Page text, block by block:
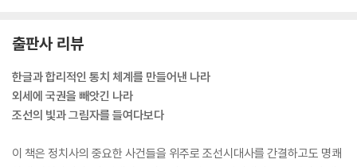
세도 정치하의 조선 … 348
강화도령, 철종 … 356
대원군의 치세 … 361
고종, 나라를 말아먹다 … 369
◆ 프랑스 유학파 홍종우 … 385
런 결과 조선 초는 왕권과 신권의 충돌로 얼룩졌다. 태종 이방원과 정도전
이 부딪친 왕자의 난은 왕권의 승리를 가져왔고, 이로 인해 조선 내내 지속
된 강력한 왕권의 수립을 이루어낼 수 있었다.
---「제1장 나라를 만들다」중에서
세종의 정책 역시 모두 잘되고 올바른 것이라고 할 수는 없다. 하지만 그가
출판사 리뷰
한글과 합리적인 통치 체계를 만들어낸 나라
외세에 국권을 빼앗긴 나라
조선의 빛과 그림자를 들여다보다
이 책은 정치사의 중요한 사건들을 위주로 조선시대사를 간결하고도 명쾌